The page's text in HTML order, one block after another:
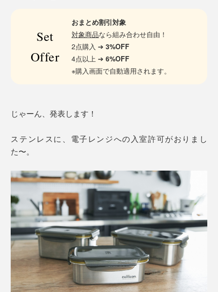
Set
Offer
おまとめ割引対象
対象商品なら組み合わせ自由！
2点購入 ➔3%OFF
4点以上 ➔6%OFF
※購入画面で自動適用されます。
じゃーん、発表します！
ステンレスに、電子レンジへの入室許可がおりまし
た〜。